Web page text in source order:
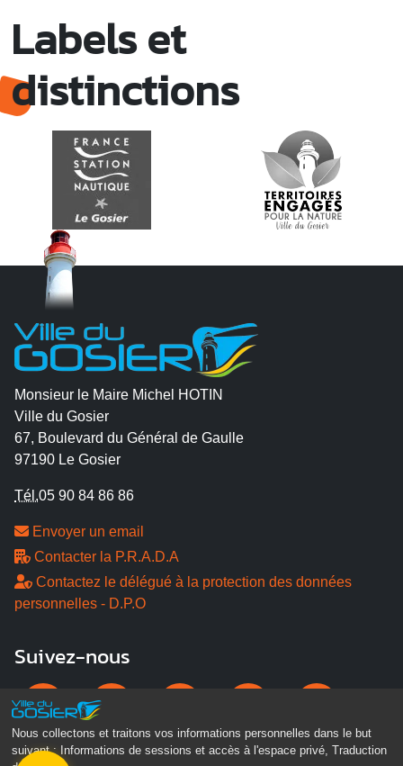
Nous collectons et traitons vos informations personnelles dans le but
suivant :
Informations de sessions et accès à l'espace privé, Traduction
Labels et
distinctions
Monsieur le Maire Michel HOTIN
Ville du Gosier
67, Boulevard du Général de Gaulle
97190 Le Gosier
Tél.05 90 84 86 86
Envoyer un email
Contacter la P.R.A.D.A
Contactez le délégué à la protection des données
personnelles - D.P.O
Suivez-nous